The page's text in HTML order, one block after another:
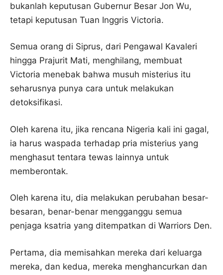
bukanlah keputusan Gubernur Besar Jon Wu,
tetapi keputusan Tuan Inggris Victoria.
Semua orang di Siprus, dari Pengawal Kavaleri
hingga Prajurit Mati, menghilang, membuat
Victoria menebak bahwa musuh misterius itu
seharusnya punya cara untuk melakukan
detoksifikasi.
Oleh karena itu, jika rencana Nigeria kali ini gagal,
ia harus waspada terhadap pria misterius yang
menghasut tentara tewas lainnya untuk
memberontak.
Oleh karena itu, dia melakukan perubahan besar-
besaran, benar-benar mengganggu semua
penjaga ksatria yang ditempatkan di Warriors Den.
Pertama, dia memisahkan mereka dari keluarga
mereka, dan kedua, mereka menghancurkan dan